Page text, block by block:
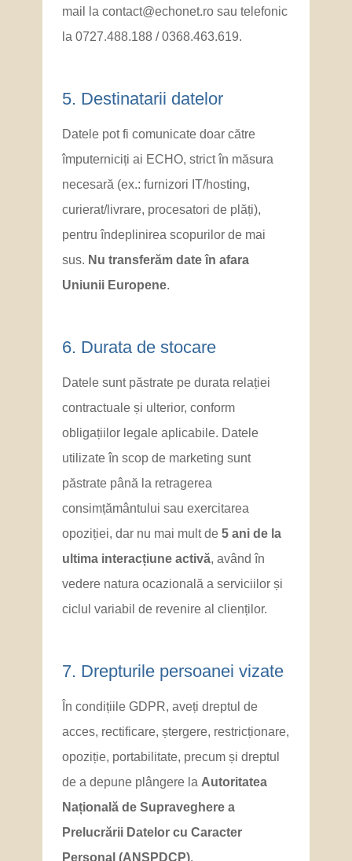
mail la contact@echonet.ro sau telefonic
la 0727.488.188 / 0368.463.619.
5. Destinatarii datelor
Datele pot fi comunicate doar către
împuterniciți ai ECHO, strict în măsura
necesară (ex.: furnizori IT/hosting,
curierat/livrare, procesatori de plăți),
pentru îndeplinirea scopurilor de mai
sus. Nu transferăm date în afara
Uniunii Europene.
6. Durata de stocare
Datele sunt păstrate pe durata relației
contractuale și ulterior, conform
obligațiilor legale aplicabile. Datele
utilizate în scop de marketing sunt
păstrate până la retragerea
consimțământului sau exercitarea
opoziției, dar nu mai mult de 5 ani de la
ultima interacțiune activă, având în
vedere natura ocazională a serviciilor și
ciclul variabil de revenire al clienților.
7. Drepturile persoanei vizate
În condițiile GDPR, aveți dreptul de
acces, rectificare, ștergere, restricționare,
opoziție, portabilitate, precum și dreptul
de a depune plângere la Autoritatea
Națională de Supraveghere a
Prelucrării Datelor cu Caracter
Personal (ANSPDCP).